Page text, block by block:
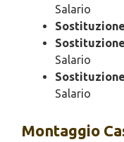
Salario
Salario
Salario
Montaggio